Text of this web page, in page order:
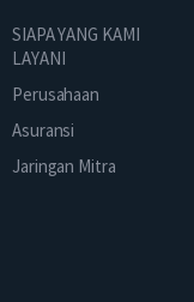
SIAPA YANG KAMI
LAYANI
Perusahaan
Asuransi
Jaringan Mitra